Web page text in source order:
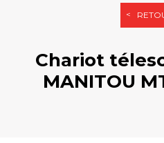
Chariot
MANITOU